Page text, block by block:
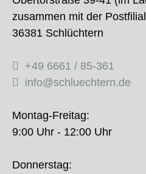
zusammen mit der
36381 Schlüchtern
+49 6661 / 85-361
info@schluechtern.de
Montag-Freitag:
9:00 Uhr - 12:00 Uhr
Donnerstag: